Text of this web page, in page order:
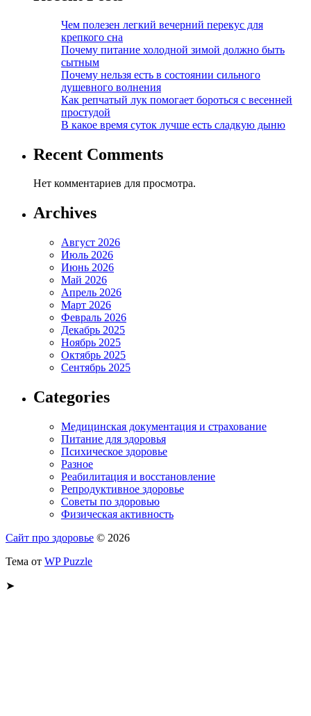
Чем полезен легкий вечерний перекус для
крепкого сна
Почему питание холодной зимой должно быть
сытным
Почему нельзя есть в состоянии сильного
душевного волнения
Как репчатый лук помогает бороться с весенней
простудой
В какое время суток лучше есть сладкую дыню
Recent Comments
Нет комментариев для просмотра.
Archives
Август 2026
Июль 2026
Июнь 2026
Май 2026
Апрель 2026
Март 2026
Февраль 2026
Декабрь 2025
Ноябрь 2025
Октябрь 2025
Сентябрь 2025
Categories
Медицинская документация и страхование
Питание для здоровья
Психическое здоровье
Разное
Реабилитация и восстановление
Репродуктивное здоровье
Советы по здоровью
Физическая активность
Сайт про здоровье © 2026
Тема от WP Puzzle
➤